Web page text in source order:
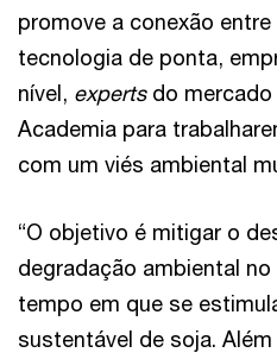
promove a conexão
tecnologia de ponta,
nível, experts do
Academia para
com um viés ambiental
“O objetivo é mitigar o
degradação ambiental
tempo em que se
sustentável de soja.